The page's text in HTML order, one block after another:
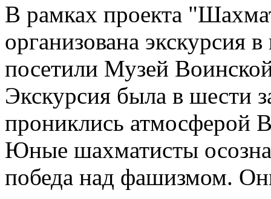
В рамках проекта
организована экскурсия
посетили Музей
Экскурсия была в шести
прониклись атмосферой
Юные шахматисты
победа над фашизмом.